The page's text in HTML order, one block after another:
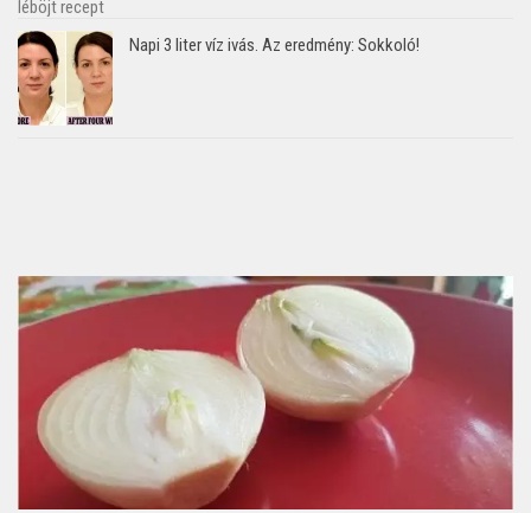
Napi 3 liter víz ivás. Az eredmény: Sokkoló!